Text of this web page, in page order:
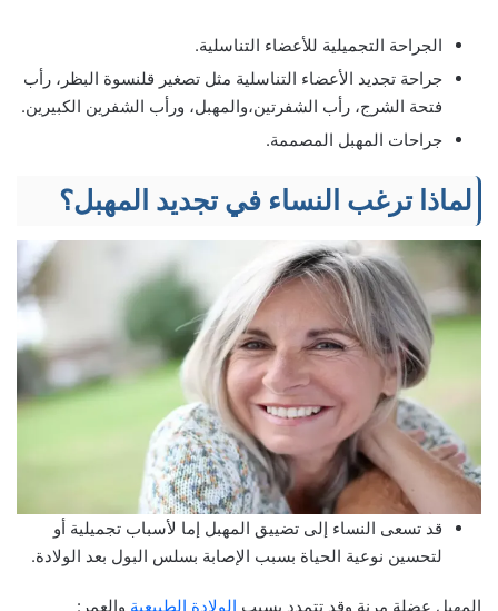
الجراحة التجميلية للأعضاء التناسلية.
جراحة تجديد الأعضاء التناسلية مثل تصغير قلنسوة البظر، رأب
فتحة الشرج، رأب الشفرتين،والمهبل، ورأب الشفرين الكبيرين.
جراحات المهبل المصممة.
لماذا ترغب النساء في تجديد المهبل؟
قد تسعى النساء إلى تضييق المهبل إما لأسباب تجميلية أو
لتحسين نوعية الحياة بسبب الإصابة بسلس البول بعد الولادة.
المهبل عضلة مرنة وقد تتمدد بسبب الولادة الطبيعية والعمر: